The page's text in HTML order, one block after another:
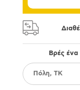
Βρές ένα